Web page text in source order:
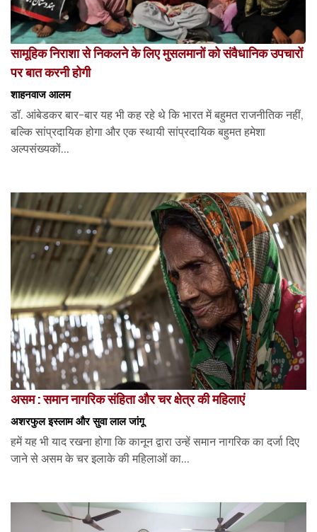
सामूहिक निराशा से निकलने के लिए मुसलमानों को संवैधानिक उपचारों
पर बात करनी होगी
शाहनवाज आलम
डॉ. आंबेडकर बार-बार यह भी कह रहे थे कि भारत में बहुमत राजनीतिक नहीं,
बल्कि सांप्रदायिक होगा और एक स्थायी सांप्रदायिक बहुमत हमेशा
अल्पसंख्यकों...
असम : समान नागरिक संहिता और चर क्षेत्र की महिलाएं
अशरफुल इस्लाम और सुवा लाल जांगू
हमें यह भी याद रखना होगा कि कानून द्वारा उन्हें समान नागरिक का दर्जा दिए
जाने से असम के चर इलाके की महिलाओं का...